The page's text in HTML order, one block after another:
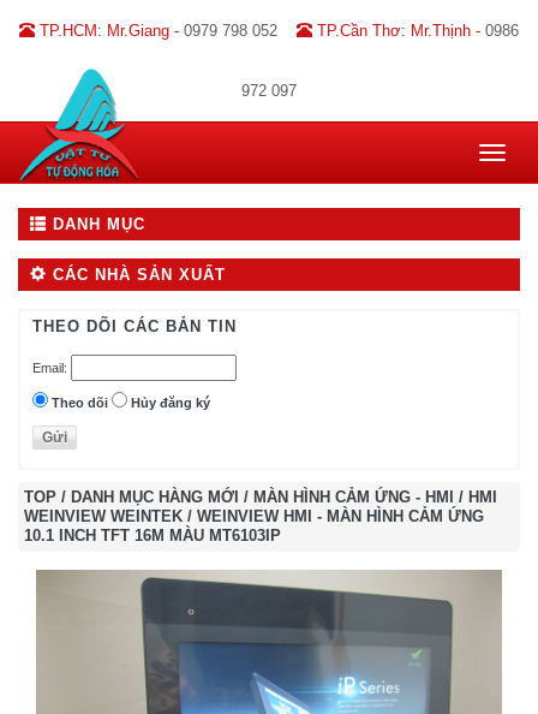
TP.HCM: Mr.Giang - 0979 798 052 TP.Cần Thơ: Mr.Thịnh - 0986
972 097
Toggle
DANH MỤC
CÁC NHÀ SẢN XUẤT
THEO DÕI CÁC BẢN TIN
Email:
Theo dõi Hủy đăng ký
TOP / DANH MỤC HÀNG MỚI / MÀN HÌNH CẢM ỨNG - HMI / HMI
WEINVIEW WEINTEK / WEINVIEW HMI - MÀN HÌNH CẢM ỨNG
10.1 INCH TFT 16M MÀU MT6103IP